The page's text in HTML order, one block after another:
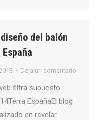
del balón
Deja un comentario
filtra supuesto
EspañaEl blog
en revelar